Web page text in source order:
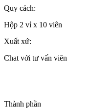
Quy cách:
Hộp 2 vỉ x 10 viên
Xuất xứ:
Chat với tư vấn viên
Thành phần